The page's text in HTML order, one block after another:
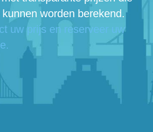
worden berekend.
uw prijs en reserveer uw